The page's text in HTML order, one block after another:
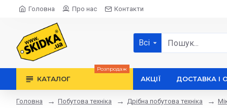
Головна Про нас Контакти
Всі
КАТАЛОГ
Розпродаж
АКЦІЇ ДОСТАВКА І
Головна Побутова техніка Дрібна побутова техніка